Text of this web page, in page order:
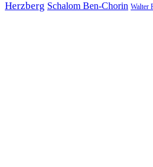
Herzberg Schalom Ben-Chorin Walter